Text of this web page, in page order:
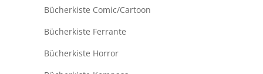
Bücherkiste Comic/Cartoon
Bücherkiste Ferrante
Bücherkiste Horror